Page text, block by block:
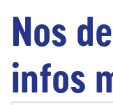
Nos
infos